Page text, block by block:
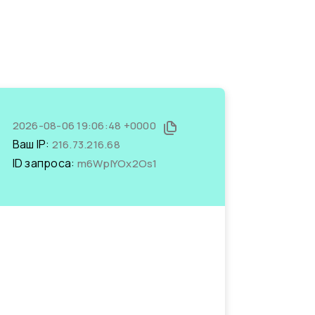
2026-08-06 19:06:48 +0000
Ваш IP: 216.73.216.68
ID запроса: m6WpIYOx2Os1